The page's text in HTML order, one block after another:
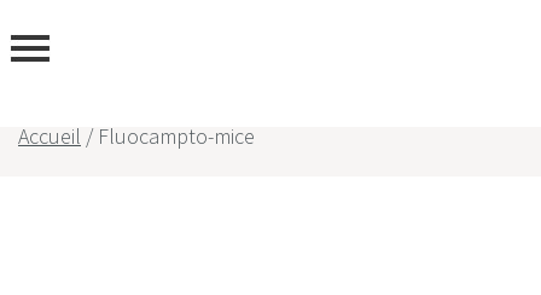
Accueil / Fluocampto-mice